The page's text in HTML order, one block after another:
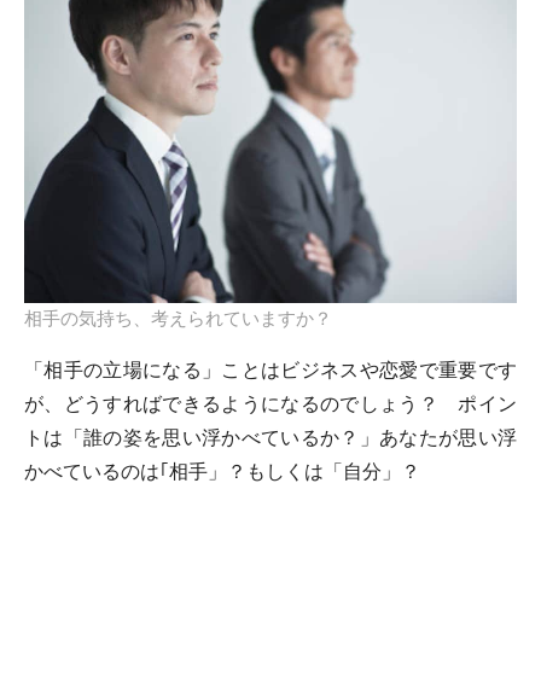
相手の気持ち、考えられていますか？
「相手の立場になる」ことはビジネスや恋愛で重要です
が、どうすればできるようになるのでしょう？ ポイン
トは「誰の姿を思い浮かべているか？」あなたが思い浮
かべているのは｢相手」？もしくは「自分」？